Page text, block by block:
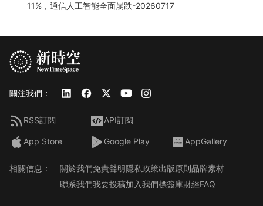
11%，通信人工智能全面崩跌-20260717
關注我們：
RSS訂閱 API訂閱
App Store Google Play AppGallery
相關信息： 關於我們免責聲明隱私政策出版原則品牌素材
聯系我們我要投稿加入我們標簽庫財經FAQ